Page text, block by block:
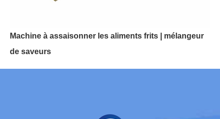
Machine à assaisonner les aliments frits | mélangeur
de saveurs